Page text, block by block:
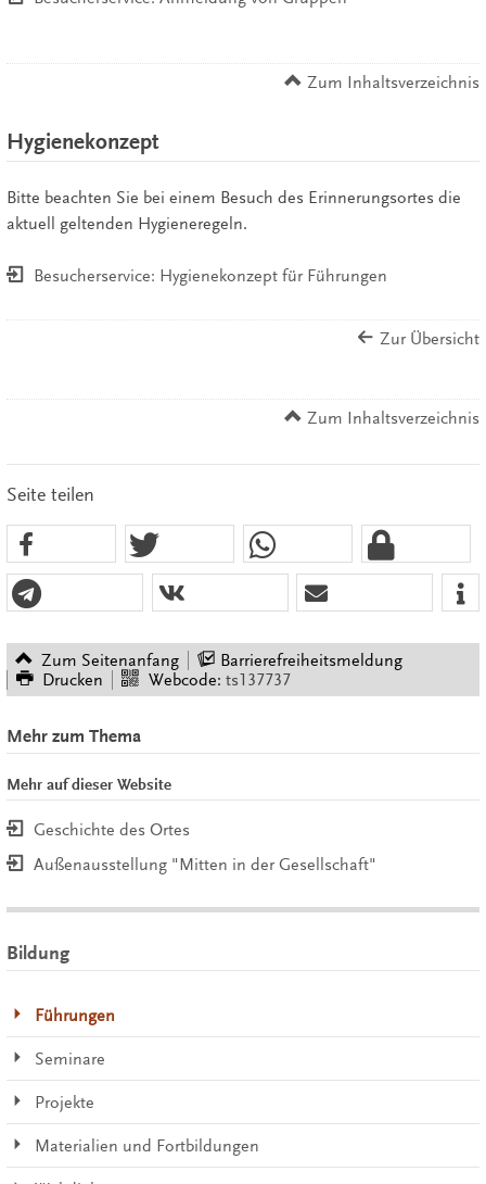
Zum Inhaltsverzeichnis
Hygienekonzept
Bitte beachten Sie bei einem Besuch des Erinnerungsortes die
aktuell geltenden Hygieneregeln.
Besucherservice: Hygienekonzept für Führungen
Zur Übersicht
Zum Inhaltsverzeichnis
Seite teilen
Zum Seitenanfang
Barrierefreiheitsmeldung
Drucken
Webcode: ts137737
Mehr zum Thema
Mehr auf dieser Website
Geschichte des Ortes
Außenausstellung "Mitten in der Gesellschaft"
Bildung
Führungen
Seminare
Projekte
Materialien und Fortbildungen